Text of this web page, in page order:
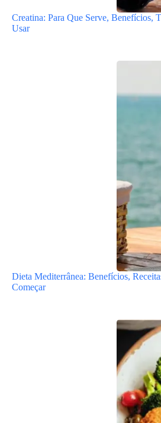
Creatina: Para Que Serve, Benefícios,
Usar
Dieta Mediterrânea: Benefícios,
Começar